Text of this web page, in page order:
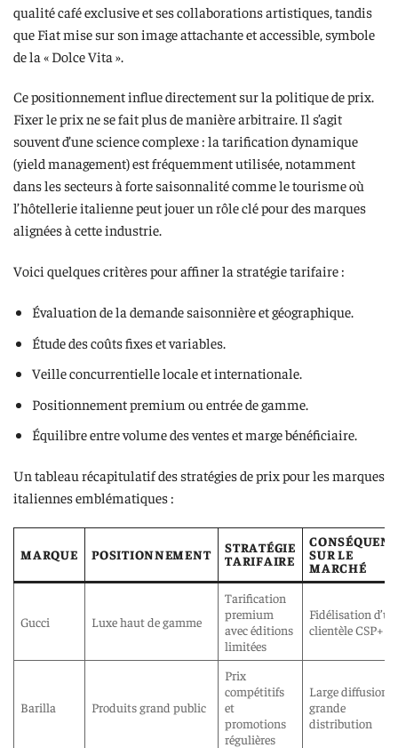
qualité café exclusive et ses collaborations artistiques, tandis
que Fiat mise sur son image attachante et accessible, symbole
de la « Dolce Vita ».
Ce positionnement influe directement sur la politique de prix.
Fixer le prix ne se fait plus de manière arbitraire. Il s’agit
souvent d’une science complexe : la tarification dynamique
(yield management) est fréquemment utilisée, notamment
dans les secteurs à forte saisonnalité comme le tourisme où
l’hôtellerie italienne peut jouer un rôle clé pour des marques
alignées à cette industrie.
Voici quelques critères pour affiner la stratégie tarifaire :
Évaluation de la demande saisonnière et géographique.
Étude des coûts fixes et variables.
Veille concurrentielle locale et internationale.
Positionnement premium ou entrée de gamme.
Équilibre entre volume des ventes et marge bénéficiaire.
Un tableau récapitulatif des stratégies de prix pour les marques
italiennes emblématiques :
MARQUE POSITIONNEMENT
STRATÉGIE
TARIFAIRE
SUR LE
MARCHÉ
Gucci Luxe haut de gamme
Tarification
premium
avec éditions
limitées
Fidélisation
clientèle CSP+
Barilla Produits grand public
Prix
compétitifs
et
promotions
régulières
Large diffusion
grande
distribution